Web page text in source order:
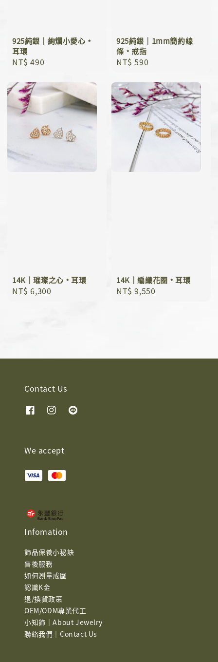
925純銀｜絢爛小愛心﹡
耳環
Regular
NT$ 490
925純銀｜1mm簡約線
條﹡戒指
Regular
NT$ 590
14K｜璀璨之心﹡耳環
Regular
NT$ 6,300
14K｜編織花圈﹡耳環
Regular
NT$ 9,550
Contact Us
We accept
Infomation
飾品保養小秘訣
售後服務
如何測量戒圍
認識K金
退/換貨政策
OEM/ODM專業代工
小知飾｜About Jewelry
聯絡我們｜Contact Us